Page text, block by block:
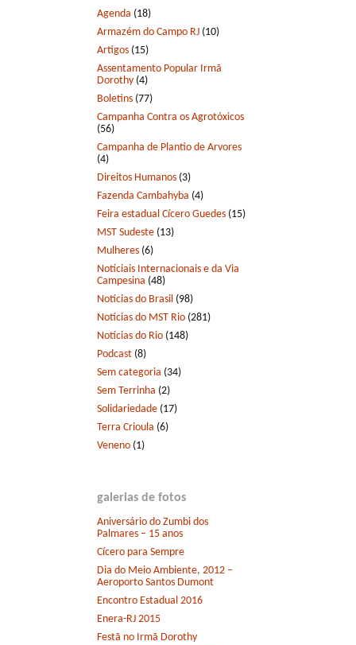
Agenda (18)
Armazém do Campo RJ (10)
Artigos (15)
Assentamento Popular Irmã
Dorothy (4)
Boletins (77)
Campanha Contra os Agrotóxicos
(56)
Campanha de Plantio de Arvores
(4)
Direitos Humanos (3)
Fazenda Cambahyba (4)
Feira estadual Cícero Guedes (15)
MST Sudeste (13)
Mulheres (6)
Notíciais Internacionais e da Via
Campesina (48)
Notícias do Brasil (98)
Notícias do MST Rio (281)
Notícias do Rio (148)
Podcast (8)
Sem categoria (34)
Sem Terrinha (2)
Solidariedade (17)
Terra Crioula (6)
Veneno (1)
galerias de fotos
Aniversário do Zumbi dos
Palmares – 15 anos
Cícero para Sempre
Dia do Meio Ambiente, 2012 –
Aeroporto Santos Dumont
Encontro Estadual 2016
Enera-RJ 2015
Festã no Irmã Dorothy